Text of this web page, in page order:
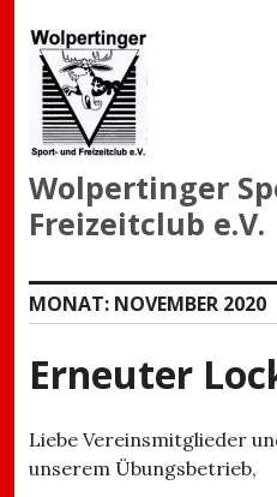
Inhalt
springen
Wolpertinger
Freizeitclub e.V.
MONAT: NOVEMBER 2020
Erneuter
Liebe Vereinsmitglieder
unserem Übungsbetrieb,